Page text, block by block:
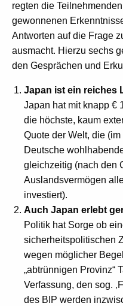
regten die
gewonnenen
Antworten auf die Frage
ausmacht. Hierzu sechs
den Gesprächen und
Japan ist ein reiches
Japan hat mit knapp €
die höchste, kaum
Quote der Welt, die
Deutsche
gleichzeitig (nach den
Auslandsvermögen
investiert).
Auch Japan erlebt
Politik hat Sorge ob
sicherheitspolitischen
wegen möglicher
„abtrünnigen Provinz“
Verfassung, den sog.
des BIP werden